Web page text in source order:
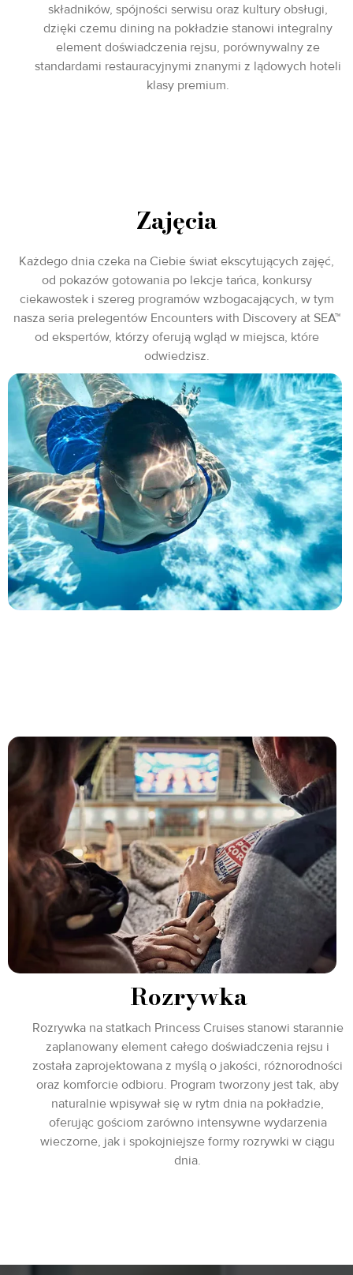
składników, spójności serwisu oraz kultury obsługi,
dzięki czemu dining na pokładzie stanowi integralny
element doświadczenia rejsu, porównywalny ze
standardami restauracyjnymi znanymi z lądowych hoteli
klasy premium.
Zajęcia
Każdego dnia czeka na Ciebie świat ekscytujących zajęć,
od pokazów gotowania po lekcje tańca, konkursy
ciekawostek i szereg programów wzbogacających, w tym
nasza seria prelegentów Encounters with Discovery at SEA™
od ekspertów, którzy oferują wgląd w miejsca, które
odwiedzisz.
Rozrywka
Rozrywka na statkach Princess Cruises stanowi starannie
zaplanowany element całego doświadczenia rejsu i
została zaprojektowana z myślą o jakości, różnorodności
oraz komforcie odbioru. Program tworzony jest tak, aby
naturalnie wpisywał się w rytm dnia na pokładzie,
oferując gościom zarówno intensywne wydarzenia
wieczorne, jak i spokojniejsze formy rozrywki w ciągu
dnia.